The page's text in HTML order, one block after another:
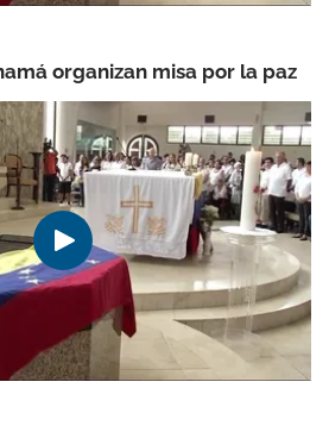
organizan misa por la paz